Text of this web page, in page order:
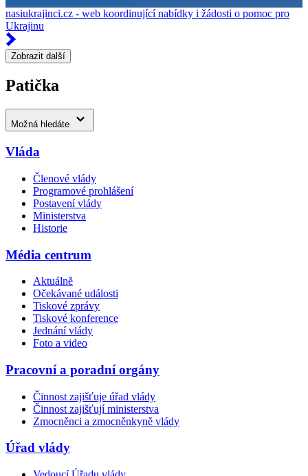
nasiukrajinci.cz - web koordinující nabídky i žádosti o pomoc pro
Ukrajinu
Zobrazit další
Patička
Možná hledáte
Vláda
Členové vlády
Programové prohlášení
Postavení vlády
Ministerstva
Historie
Média centrum
Aktuálně
Očekávané události
Tiskové zprávy
Tiskové konference
Jednání vlády
Foto a video
Pracovní a poradní orgány
Činnost zajišťuje úřad vlády
Činnost zajišťují ministerstva
Zmocněnci a zmocněnkyně vlády
Úřad vlády